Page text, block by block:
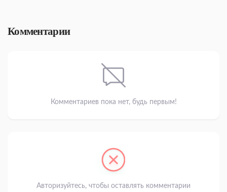
Комментарии
Комментариев пока нет, будь первым!
Авторизуйтесь, чтобы оставлять комментарии